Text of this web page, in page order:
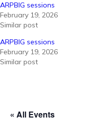
ARPBIG sessions
February 19, 2026
Similar post
ARPBIG sessions
February 19, 2026
Similar post
« All Events